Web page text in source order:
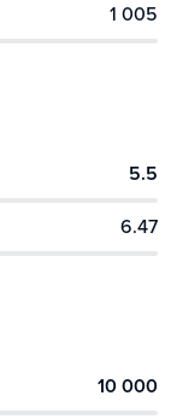
1 005
5.5
6.47
10 000